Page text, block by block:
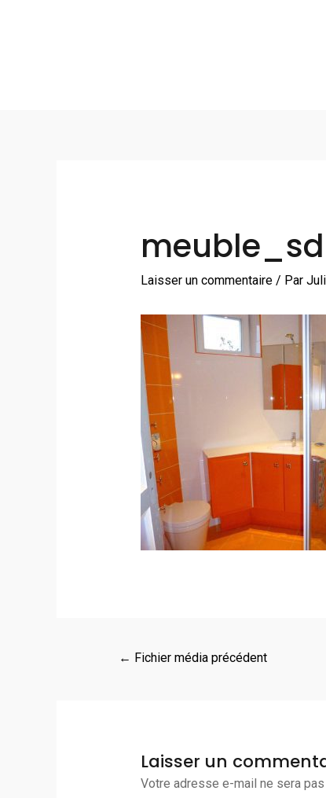
Laisser un commentaire / Par
← Fichier média précédent
Laisser un
Votre adresse e-mail ne sera